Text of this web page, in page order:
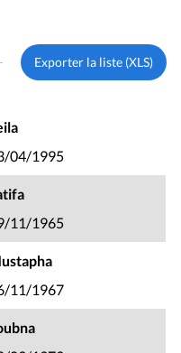
Exporter la liste (XLS)
04/1995
11/1965
11/1967